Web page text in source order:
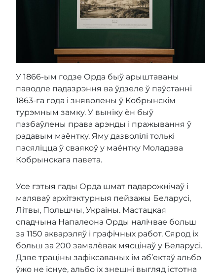
У 1866-ым годзе Орда быў арыштаваны
паводле падазрэння ва ўдзеле ў паўстанні
1863-га года і зняволены ў Кобрынскім
турэмным замку. У выніку ён быў
пазбаўлены права арэнды і пражывання ў
радавым маёнтку. Яму дазволілі толькі
пасяліцца ў сваякоў у маёнтку Моладава
Кобрынскага павета.
Усе гэтыя гады Орда шмат падарожнічаў і
маляваў архітэктурныя пейзажы Беларусі,
Літвы, Польшчы, Украіны. Мастацкая
спадчына Напалеона Орды налічвае больш
за 1150 акварэляў і графічных работ. Сярод іх
больш за 200 замалёвак мясцінаў у Беларусі.
Дзве траціны зафіксаваных ім аб’ектаў альбо
ўжо не існуе, альбо іх знешні выгляд істотна